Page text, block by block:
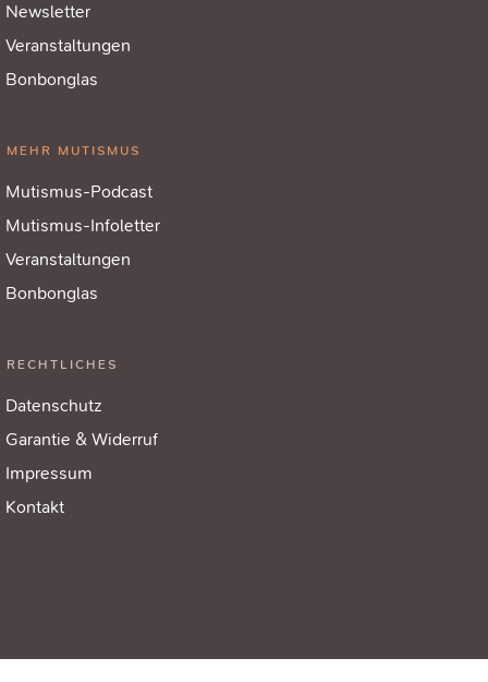
Newsletter
Veranstaltungen
Bonbonglas
MEHR MUTISMUS
Mutismus-Podcast
Mutismus-Infoletter
Veranstaltungen
Bonbonglas
RECHTLICHES
Datenschutz
Garantie & Widerruf
Impressum
Kontakt